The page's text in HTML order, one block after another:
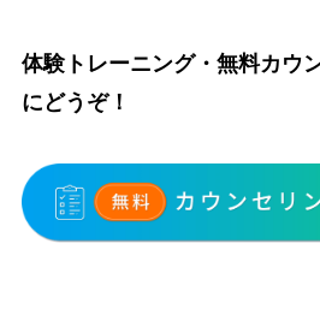
体験トレーニング・無料カウ
にどうぞ！